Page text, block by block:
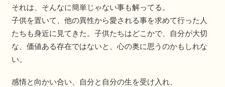
それは、そんなに簡単じゃない事も解ってる。
子供を置いて、他の異性から愛される事を求めて行った人
たちも身近に見てきた。子供たちはどこかで、自分が大切
な、価値ある存在ではないと、心の奥に思うのかもしれな
い。
感情と向かい合い、自分と自分の生を受け入れ、